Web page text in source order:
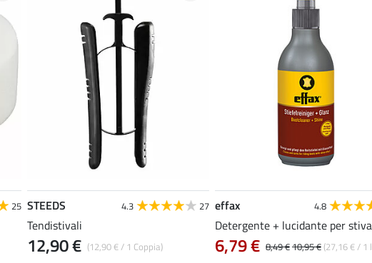
25 STEEDS 4.3 27
Tendistivali
(12,90 € / 1 Coppia)
12,90 €
effax 4.8
Detergente + lucidante per
8,49 €10,95 € (27,16 € / 1
6,79 €